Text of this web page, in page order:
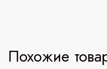
Похожие